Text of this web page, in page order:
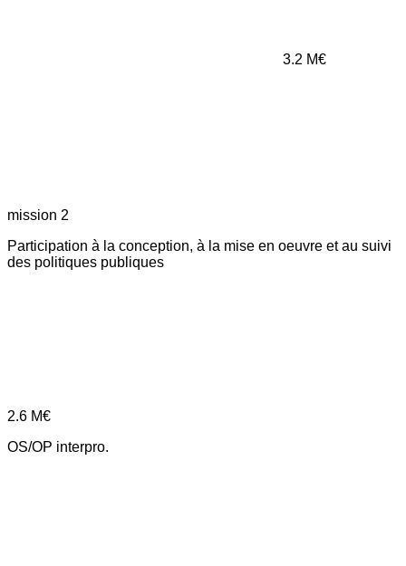
3.2 M€
mission 2
Participation à la conception, à la mise en oeuvre et au suivi
des politiques publiques
2.6 M€
OS/OP interpro.